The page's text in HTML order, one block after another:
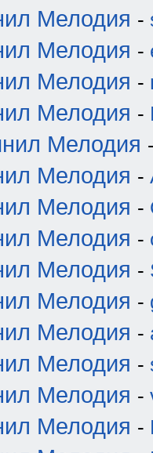
Мелодия -
Мелодия -
Мелодия -
Мелодия -
Мелодия
Мелодия -
Мелодия -
Мелодия -
Мелодия -
Мелодия -
Мелодия -
Мелодия -
Мелодия -
Мелодия -